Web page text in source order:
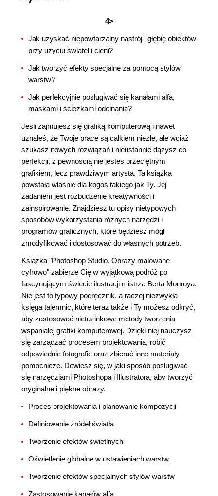
4>
Jak uzyskać niepowtarzalny nastrój i głębię obiektów
przy użyciu świateł i cieni?
Jak tworzyć efekty specjalne za pomocą stylów
warstw?
Jak perfekcyjnie posługiwać się kanałami alfa,
maskami i ścieżkami odcinania?
Jeśli zajmujesz się grafiką komputerową i nawet
uznałeś, że Twoje prace są całkiem niezłe, ale wciąż
szukasz nowych rozwiązań i nieustannie dążysz do
perfekcji, z pewnością nie jesteś przeciętnym
grafikiem, lecz prawdziwym artystą. Ta książka
powstała właśnie dla kogoś takiego jak Ty. Jej
zadaniem jest rozbudzenie kreatywności i
zainspirowanie. Znajdziesz tu opisy nietypowych
sposobów wykorzystania różnych narzędzi i
programów graficznych, które będziesz mógł
zmodyfikować i dostosować do własnych potrzeb.
Książka "Photoshop Studio. Obrazy malowane
cyfrowo" zabierze Cię w wyjątkową podróż po
fascynującym świecie ilustracji mistrza Berta Monroya.
Nie jest to typowy podręcznik, a raczej niezwykła
księga tajemnic, które teraz także i Ty możesz odkryć,
aby zastosować nietuzinkowe metody tworzenia
wspaniałej grafiki komputerowej. Dzięki niej nauczysz
się zarządzać procesem projektowania, robić
odpowiednie fotografie oraz zbierać inne materiały
pomocnicze. Dowiesz się, w jaki sposób posługiwać
się narzędziami Photoshopa i Illustratora, aby tworzyć
oryginalne i piękne obrazy.
Proces projektowania i planowanie kompozycji
Definiowanie źródeł światła
Tworzenie efektów świetlnych
Oświetlenie globalne w ustawieniach warstw
Tworzenie efektów specjalnych stylów warstw
Zastosowanie kanałów alfa